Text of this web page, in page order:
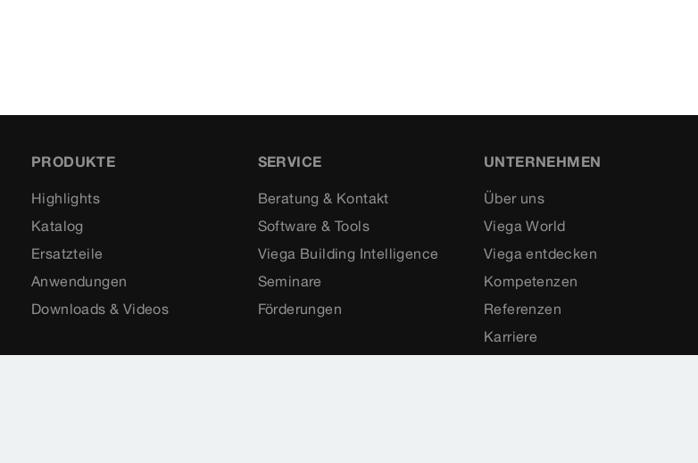
PRODUKTE
Highlights
Katalog
Ersatzteile
Anwendungen
Downloads & Videos
SERVICE
Beratung & Kontakt
Software & Tools
Viega Building Intelligence
Seminare
Förderungen
UNTERNEHMEN
Über uns
Viega World
Viega entdecken
Kompetenzen
Referenzen
Karriere